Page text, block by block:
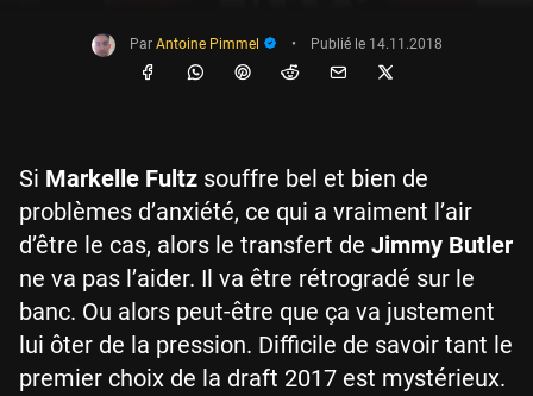
Par Antoine Pimmel • Publié le 14.11.2018
Si Markelle Fultz souffre bel et bien de
problèmes d’anxiété, ce qui a vraiment l’air
d’être le cas, alors le transfert de Jimmy Butler
ne va pas l’aider. Il va être rétrogradé sur le
banc. Ou alors peut-être que ça va justement
lui ôter de la pression. Difficile de savoir tant le
premier choix de la draft 2017 est mystérieux.